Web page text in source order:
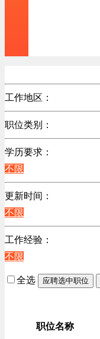
工作地区：
不限
职位类别：
不限
学历要求：
不限
更新时间：
不限
工作经验：
不限
全选 应聘选中职位
职位名称